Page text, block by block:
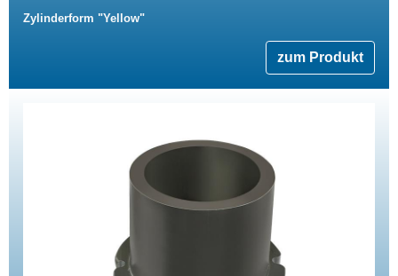
Zylinderform "Yellow"
zum Produkt